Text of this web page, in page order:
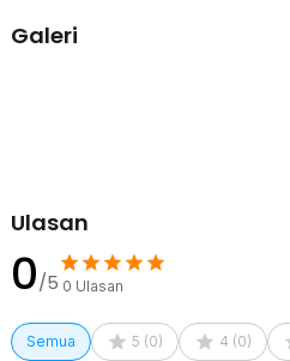
Galeri
Ulasan
0/5 0 Ulasan
Semua 5 (0) 4 (0)